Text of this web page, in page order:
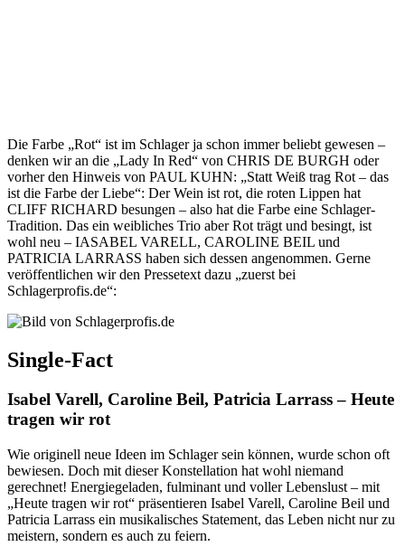
Die Farbe „Rot“ ist im Schlager ja schon immer beliebt gewesen –
denken wir an die „Lady In Red“ von CHRIS DE BURGH oder
vorher den Hinweis von PAUL KUHN: „Statt Weiß trag Rot – das
ist die Farbe der Liebe“: Der Wein ist rot, die roten Lippen hat
CLIFF RICHARD besungen – also hat die Farbe eine Schlager-
Tradition. Das ein weibliches Trio aber Rot trägt und besingt, ist
wohl neu – IASABEL VARELL, CAROLINE BEIL und
PATRICIA LARRASS haben sich dessen angenommen. Gerne
veröffentlichen wir den Pressetext dazu „zuerst bei
Schlagerprofis.de“:
Single-Fact
Isabel Varell, Caroline Beil, Patricia Larrass – Heute
tragen wir rot
Wie originell neue Ideen im Schlager sein können, wurde schon oft
bewiesen. Doch mit dieser Konstellation hat wohl niemand
gerechnet! Energiegeladen, fulminant und voller Lebenslust – mit
„Heute tragen wir rot“ präsentieren Isabel Varell, Caroline Beil und
Patricia Larrass ein musikalisches Statement, das Leben nicht nur zu
meistern, sondern es auch zu feiern.